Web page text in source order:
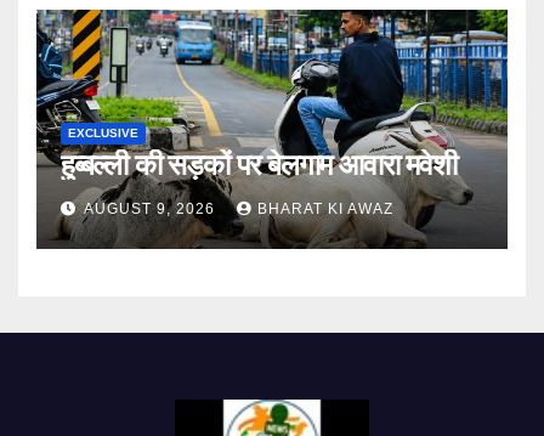
EXCLUSIVE
हुब्बल्ली की सड़कों पर बेलगाम आवारा मवेशी
AUGUST 9, 2026 BHARAT KI AWAZ